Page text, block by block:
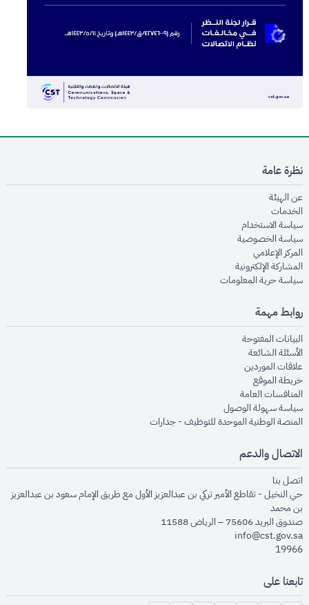
نظرة عامة
عن الهيئةopens in new window
الخدماتopens in new window
سياسة الاستخدام
سياسة الخصوصيةopens in new window
المركز الإعلاميopens in new window
المشاركة الإلكترونيةopens in new window
سياسة حرية المعلوماتopens in new window
روابط مهمة
البيانات المفتوحةopens in new window
الأسئلة الشائعةopens in new window
علاقات الموردينopens in new window
خريطة الموقعopens in new window
المنافسات العامةopens in new window
سياسة سهولة الوصولopens in new window
المنصة الوطنية الموحدة للتوظيف - جداراتopens in new window
الاتصال والدعم
اتصل بنا
حي النخيل - تقاطع الأمير تركي بن عبدالعزيز الأول مع طريق الإمام سعود بن عبدالعزيز
بن محمد
صندوق البريد 75606 – الرياض 11588
info@cst.gov.sa
19966
تابعنا على